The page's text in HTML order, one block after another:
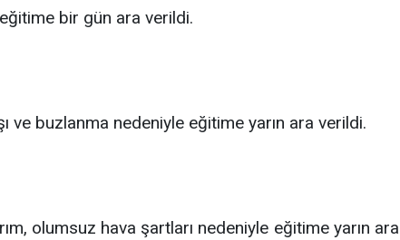
bir gün ara verildi.
ve buzlanma nedeniyle eğitime yarın ara verildi.
olumsuz hava şartları nedeniyle eğitime yarın ara